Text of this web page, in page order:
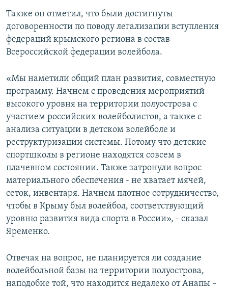
Также он отметил, что были достигнуты
договоренности по поводу легализации вступления
федераций крымского региона в состав
Всероссийской федерации волейбола.
«Мы наметили общий план развития, совместную
программу. Начнем с проведения мероприятий
высокого уровня на территории полуострова с
участием российских волейболистов, а также с
анализа ситуации в детском волейболе и
реструктуризации системы. Потому что детские
спортшколы в регионе находятся совсем в
плачевном состоянии. Также затронули вопрос
материального обеспечения - не хватает мячей,
сеток, инвентаря. Начнем плотное сотрудничество,
чтобы в Крыму был волейбол, соответствующий
уровню развития вида спорта в России», - сказал
Яременко.
Отвечая на вопрос, не планируется ли создание
волейбольной базы на территории полуострова,
наподобие той, что находится недалеко от Анапы –